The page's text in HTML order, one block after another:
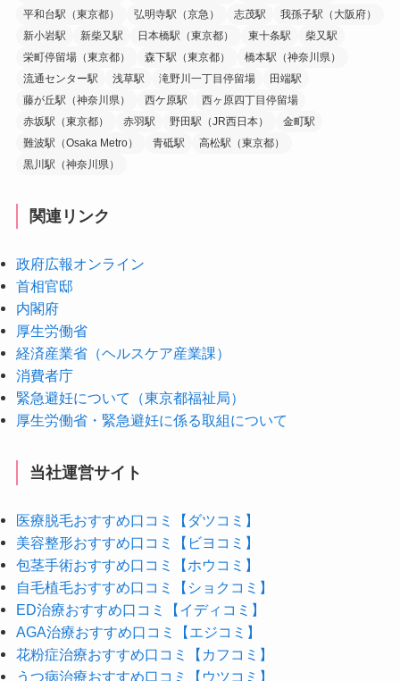
平和台駅（東京都）
弘明寺駅（京急） 志茂駅
我孫子駅（大阪府）
新小岩駅
新柴又駅 日本橋駅（東京都） 東十条駅
柴又駅
栄町停留場（東京都）
森下駅（東京都）
橋本駅（神奈川県）
流通センター駅
浅草駅 滝野川一丁目停留場
田端駅
藤が丘駅（神奈川県）
西ケ原駅
西ヶ原四丁目停留場
赤坂駅（東京都）
赤羽駅 野田駅（JR西日本）
金町駅
難波駅（Osaka Metro）
青砥駅
高松駅（東京都）
黒川駅（神奈川県）
関連リンク
政府広報オンライン
首相官邸
内閣府
厚生労働省
経済産業省（ヘルスケア産業課）
消費者庁
緊急避妊について（東京都福祉局）
厚生労働省・緊急避妊に係る取組について
当社運営サイト
医療脱毛おすすめ口コミ【ダツコミ】
美容整形おすすめ口コミ【ビヨコミ】
包茎手術おすすめ口コミ【ホウコミ】
自毛植毛おすすめ口コミ【ショクコミ】
ED治療おすすめ口コミ【イディコミ】
AGA治療おすすめ口コミ【エジコミ】
花粉症治療おすすめ口コミ【カフコミ】
うつ病治療おすすめ口コミ【ウツコミ】